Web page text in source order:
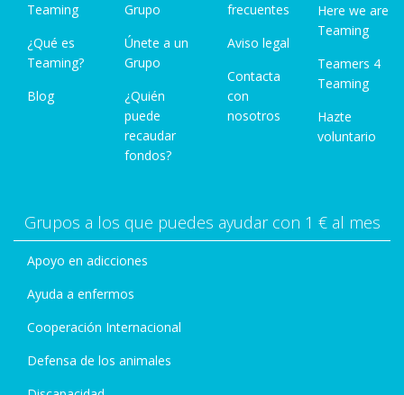
Teaming
¿Qué es
Teaming?
Blog
Grupo
Únete a un
Grupo
¿Quién
puede
recaudar
fondos?
frecuentes
Aviso legal
Contacta
con
nosotros
Here we are
Teaming
Teamers 4
Teaming
Hazte
voluntario
Grupos a los que puedes ayudar con 1 € al mes
Apoyo en adicciones
Ayuda a enfermos
Cooperación Internacional
Defensa de los animales